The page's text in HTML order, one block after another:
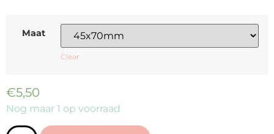
Maat
Clear
€5,50
Nog maar 1 op voorraad